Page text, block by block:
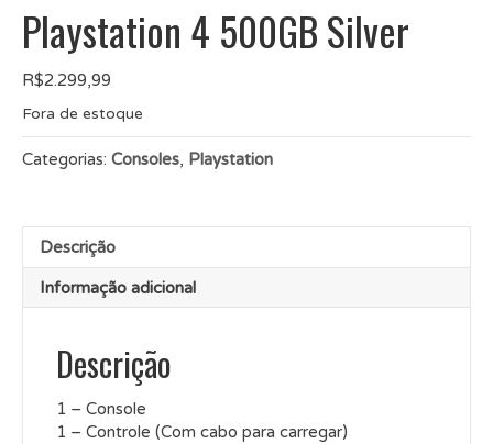
Playstation 4 500GB Silver
R$2.299,99
Fora de estoque
Categorias: Consoles, Playstation
Descrição
Informação adicional
Descrição
1 – Console
1 – Controle (Com cabo para carregar)